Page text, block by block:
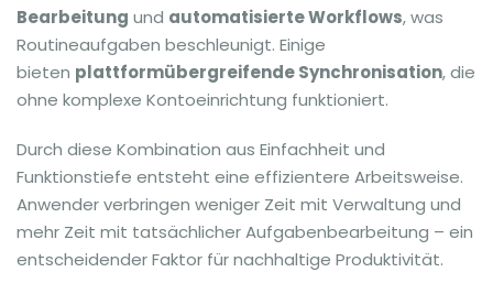
Bearbeitung und automatisierte Workflows, was
Routineaufgaben beschleunigt. Einige
bieten plattformübergreifende Synchronisation, die
ohne komplexe Kontoeinrichtung funktioniert.
Durch diese Kombination aus Einfachheit und
Funktionstiefe entsteht eine effizientere Arbeitsweise.
Anwender verbringen weniger Zeit mit Verwaltung und
mehr Zeit mit tatsächlicher Aufgabenbearbeitung – ein
entscheidender Faktor für nachhaltige Produktivität.